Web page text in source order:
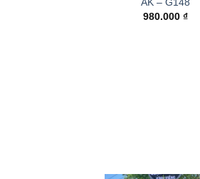
980.000 ₫